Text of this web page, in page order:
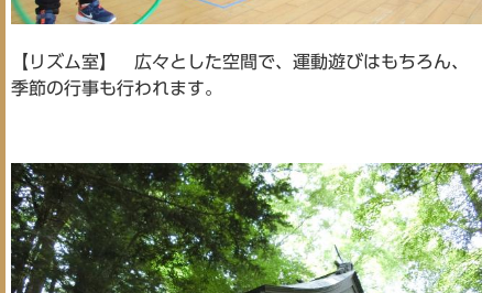
【リズム室】 広々とした空間で、運動遊びはもちろん、
季節の行事も行われます。